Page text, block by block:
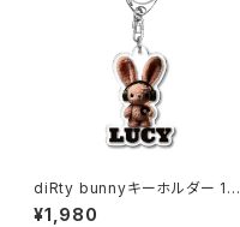
diRty bunnyキーホルダー 101
7-240218009
¥1,980